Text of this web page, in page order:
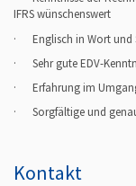
IFRS wünschenswert
· Englisch in Wort und
· Sehr gute EDV-
· Erfahrung im
· Sorgfältige und
Kontakt